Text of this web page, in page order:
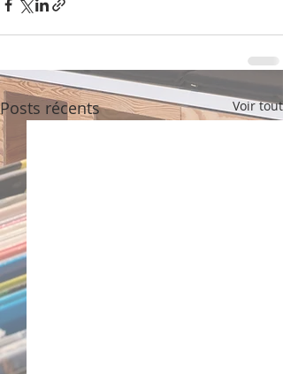
Posts récents Voir tout